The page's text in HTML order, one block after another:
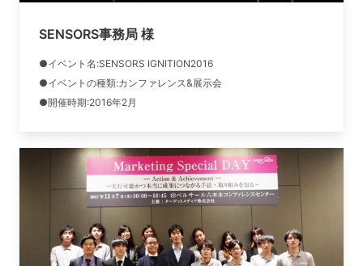
SENSORS事務局 様
●イベント名:SENSORS IGNITION2016
●イベントの種類:カンファレンス&展示会
●開催時期:2016年2月